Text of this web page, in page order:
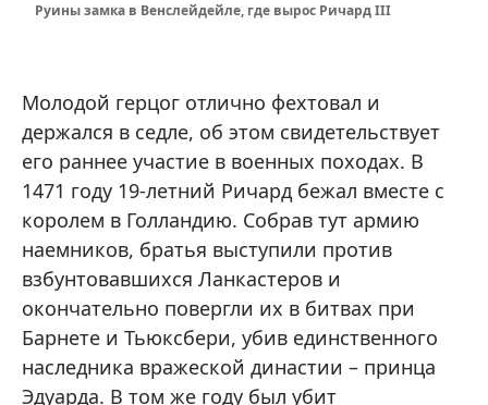
Руины замка в Венслейдейле, где вырос Ричард III
Молодой герцог отлично фехтовал и
держался в седле, об этом свидетельствует
его раннее участие в военных походах. В
1471 году 19-летний Ричард бежал вместе с
королем в Голландию. Собрав тут армию
наемников, братья выступили против
взбунтовавшихся Ланкастеров и
окончательно повергли их в битвах при
Барнете и Тьюксбери, убив единственного
наследника вражеской династии – принца
Эдуарда. В том же году был убит